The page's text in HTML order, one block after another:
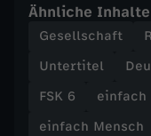
-
M
e
Ähnliche
Gesellschaft
Untertitel
FSK 6
einfach
einfach Mensch